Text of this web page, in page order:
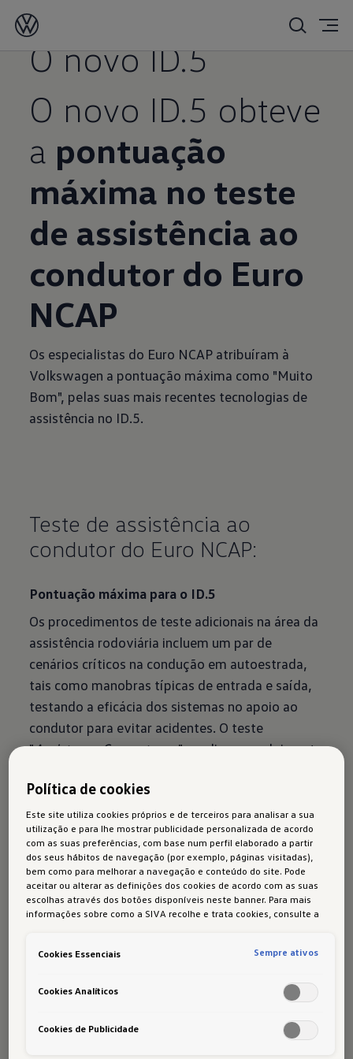
23/05/2022
O novo ID.5
O novo ID.5 obteve
a pontuação
máxima no teste
de assistência ao
condutor do Euro
NCAP
Os especialistas do Euro NCAP atribuíram à
Volkswagen a pontuação máxima como "Muito
Bom", pelas suas mais recentes tecnologias de
assistência no ID.5.
Teste de assistência ao
condutor do Euro NCAP:
Pontuação máxima para o ID.5
Os procedimentos de teste adicionais na área da
assistência rodoviária incluem um par de
cenários críticos na condução em autoestrada,
tais como manobras típicas de entrada e saída,
testando a eficácia dos sistemas no apoio ao
condutor para evitar acidentes. O teste
"Assistance Competence", avalia o envolvimento
conjunto com o sistema e de que modo o
sistema assegura que este permaneça focado na
condução. O teste "Safety Backup" avalia o
desempenho do veículo para evitar colisões e
minimizar as consequências que possam advir de
um acidente. Na sua avaliação, o Euro NCAP
salienta"O Volkswagen ID.5 tem um nível muito
nível de "Driver Engagement".
Combinado com
um excelente back-up de segurança, o sistema,
no geral, oferece uma Muito Boa assistência
rodoviária."
Política de cookies
Este site utiliza cookies próprios e de terceiros para analisar a sua
utilização e para lhe mostrar publicidade personalizada de acordo
com as suas preferências, com base num perfil elaborado a partir
dos seus hábitos de navegação (por exemplo, páginas visitadas),
bem como para melhorar a navegação e conteúdo do site. Pode
aceitar ou alterar as definições dos cookies de acordo com as suas
escolhas através dos botões disponíveis neste banner. Para mais
informações sobre como a SIVA recolhe e trata cookies, consulte a
Cookies Essenciais Sempre ativos
Cookies Analíticos
Cookies de Publicidade